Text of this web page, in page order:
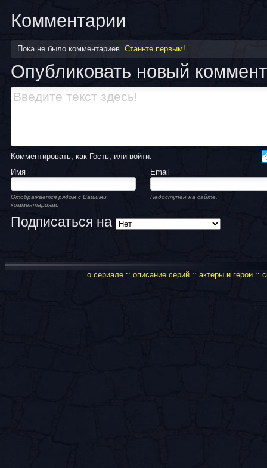
Комментарии
Пока не было комментариев. Станьте первым!
Опубликовать новый
Комментировать, как Гость, или войти:
Имя
Email
Отображается рядом с Вашими
комментариями
Недоступен на сайте.
Подписаться на
о сериале:: описание серий:: актеры и герои::